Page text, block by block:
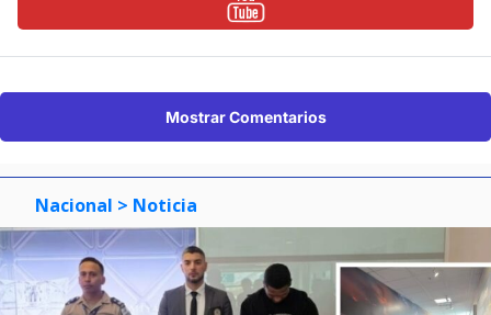
Mostrar Comentarios
Nacional > Noticia